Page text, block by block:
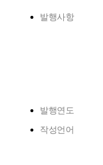
발행사항
발행연도
작성언어